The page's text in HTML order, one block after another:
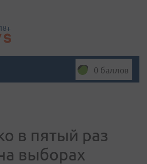
0 баллов
в пятый раз
выборах